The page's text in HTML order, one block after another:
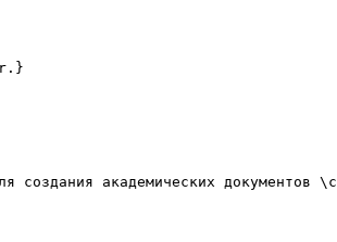
создания академических документов